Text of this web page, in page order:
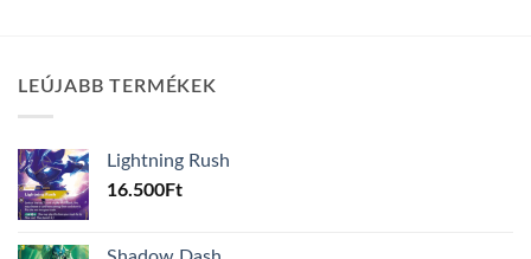
LEÚJABB TERMÉKEK
Lightning Rush
16.500Ft